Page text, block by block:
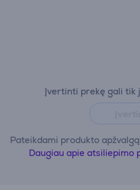
Įvertinti prekę gali tik
Pateikdami produkto
Daugiau apie atsiliepimo